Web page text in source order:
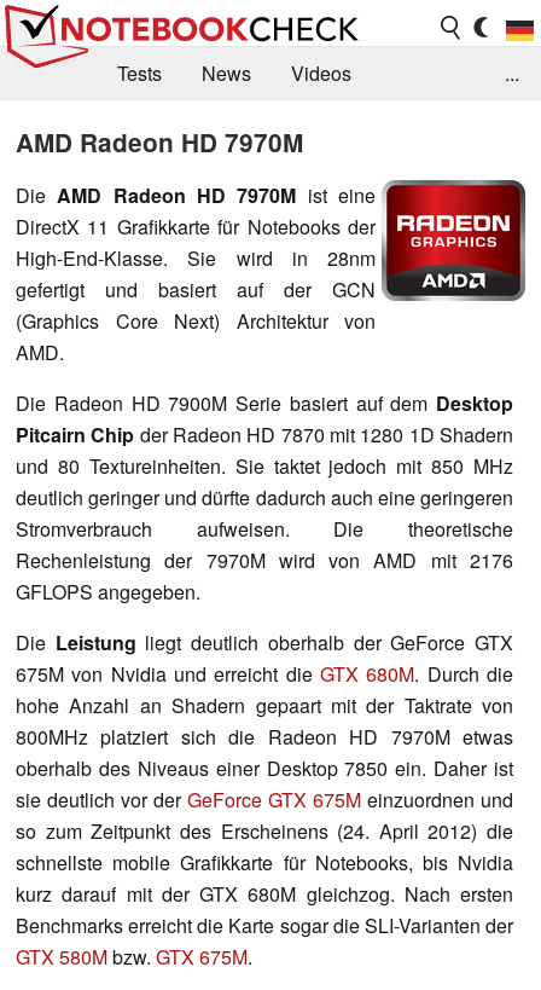
Tests News
Videos
Jobs
Forum
...
AMD Radeon HD 7970M
DieAMD Radeon HD 7970M ist eine
DirectX 11 Grafikkarte für Notebooks der
High-End-Klasse. Sie wird in 28nm
gefertigt und basiert auf der GCN
(Graphics Core Next) Architektur von
AMD.
Die Radeon HD 7900M Serie basiert auf dem Desktop
Pitcairn Chip der Radeon HD 7870 mit 1280 1D Shadern
und 80 Textureinheiten. Sie taktet jedoch mit 850 MHz
deutlich geringer und dürfte dadurch auch eine geringeren
Stromverbrauch aufweisen. Die theoretische
Rechenleistung der 7970M wird von AMD mit 2176
GFLOPS angegeben.
Die Leistung liegt deutlich oberhalb der GeForce GTX
675M von Nvidia und erreicht die GTX 680M. Durch die
hohe Anzahl an Shadern gepaart mit der Taktrate von
800MHz platziert sich die Radeon HD 7970M etwas
oberhalb des Niveaus einer Desktop 7850 ein. Daher ist
sie deutlich vor derGeForce GTX 675M einzuordnen und
so zum Zeitpunkt des Erscheinens (24. April 2012) die
schnellste mobile Grafikkarte für Notebooks, bis Nvidia
kurz darauf mit der GTX 680M gleichzog. Nach ersten
Benchmarks erreicht die Karte sogar die SLI-Varianten der
GTX 580Mbzw. GTX 675M.